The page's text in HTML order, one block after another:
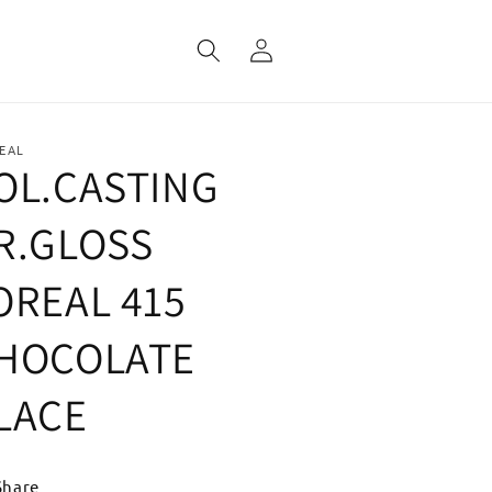
Fazer
login
415